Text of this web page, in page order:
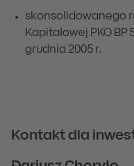
skonsolidowanego
Kapitałowej PKO BP
grudnia 2005 r.
Kontakt dla